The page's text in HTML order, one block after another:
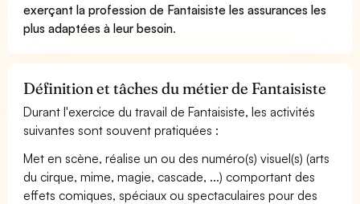
exerçant la profession de Fantaisiste les assurances les
plus adaptées à leur besoin.
Définition et tâches du métier de Fantaisiste
Durant l'exercice du travail de Fantaisiste, les activités
suivantes sont souvent pratiquées :
Met en scène, réalise un ou des numéro(s) visuel(s) (arts
du cirque, mime, magie, cascade, ...) comportant des
effets comiques, spéciaux ou spectaculaires pour des